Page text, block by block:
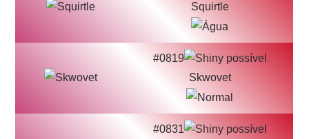
Squirtle
#0819
Skwovet
#0831